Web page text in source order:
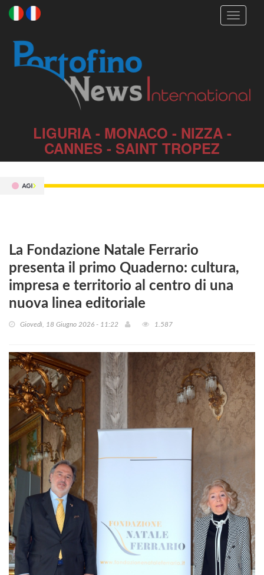
Toggle
LIGURIA - MONACO - NIZZA -
CANNES - SAINT TROPEZ
La Fondazione Natale Ferrario
presenta il primo Quaderno: cultura,
impresa e territorio al centro di una
nuova linea editoriale
Giovedì, 18 Giugno 2026 - 11:22 1.587